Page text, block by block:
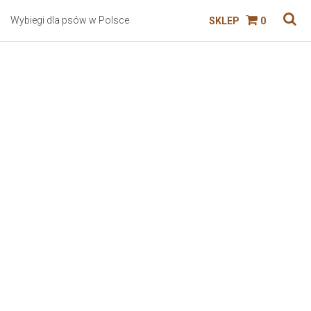
Wybiegi dla psów w Polsce SKLEP 0